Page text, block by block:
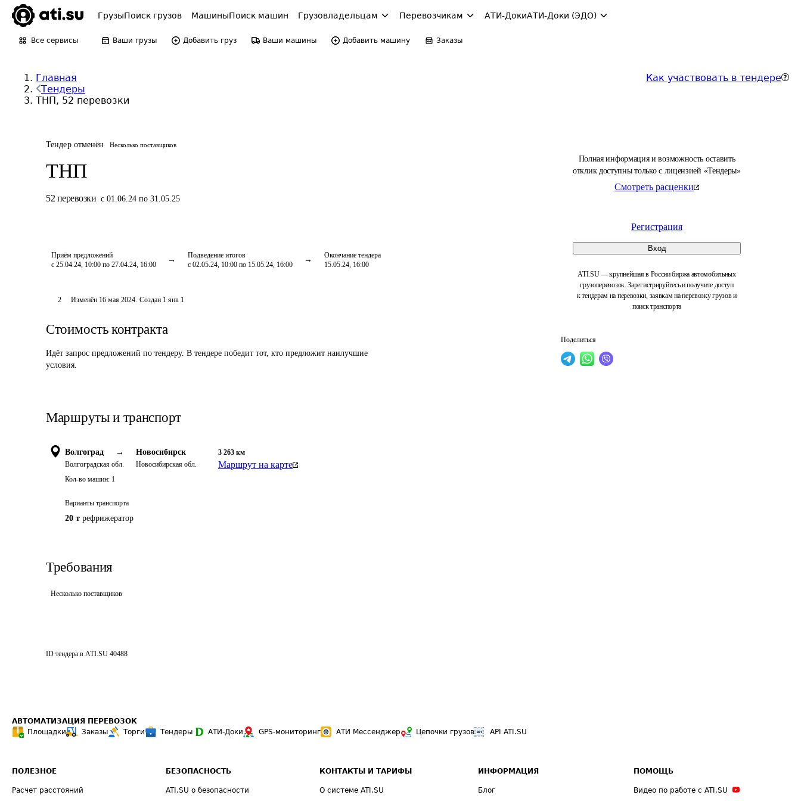
ГрузыПоиск грузов МашиныПоиск машин Грузовладельцам Перевозчикам АТИ-ДокиАТИ-Доки (ЭДО)
Все сервисы Ваши грузы Добавить груз Ваши машины Добавить машину Заказы
Главная
Тендеры
ТНП, 52 перевозки
Как участвовать в тендере
Тендер отменён Несколько поставщиков
ТНП
52 перевозки с 01.06.24 по 31.05.25
Приём предложений
с 25.04.24, 10:00 по 27.04.24, 16:00
Подведение итогов
с 02.05.24, 10:00 по 15.05.24, 16:00
Окончание тендера
15.05.24, 16:00
Полная информация и возможность оставить
отклик доступны только с лицензией «Тендеры»
Смотреть расценки
Регистрация
Вход
ATI.SU — крупнейшая в России биржа автомобильных
грузоперевозок. Зарегистрируйтесь и получите доступ
к тендерам на перевозки, заявкам на перевозку грузов и
поиск транспорта
Поделиться
2 Изменён 16 мая 2024. Создан 1 янв 1
Стоимость контракта
Идёт запрос предложений по тендеру. В тендере победит тот, кто предложит наилучшие
условия.
Маршруты и транспорт
Волгоград →
Волгоградская обл.
Новосибирск
Новосибирская обл.
3 263 км
Маршрут на карте
Кол-во машин: 1
Варианты транспорта
20 т рефрижератор
Требования
Несколько поставщиков
ID тендера в ATI.SU 40488
АВТОМАТИЗАЦИЯ ПЕРЕВОЗОК
Площадки
Заказы Торги Тендеры АТИ-Доки GPS-мониторинг АТИ Мессенджер Цепочки грузов API ATI.SU
ПОЛЕЗНОЕ
Расчет расстояний
БЕЗОПАСНОСТЬ
ATI.SU о безопасности
КОНТАКТЫ И ТАРИФЫ
О системе ATI.SU
ИНФОРМАЦИЯ
Блог
ПОМОЩЬ
Видео по работе с ATI.SU